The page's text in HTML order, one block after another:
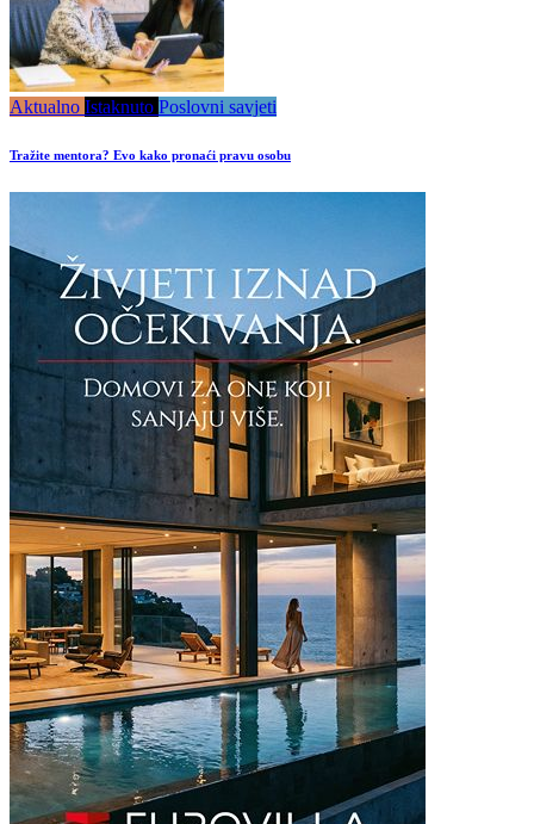
Aktualno Istaknuto Poslovni savjeti
Tražite mentora? Evo kako pronaći pravu osobu